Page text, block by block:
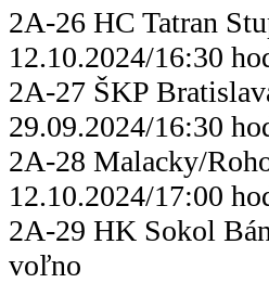
2A-26 HC Tatran
12.10.2024/16:30
2A-27 ŠKP
29.09.2024/16:30
2A-28 Malacky/
12.10.2024/17:00
2A-29 HK Sokol
voľno